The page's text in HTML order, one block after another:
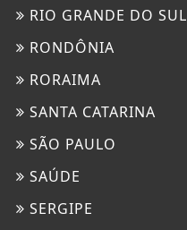
RIO GRANDE DO SUL
RONDÔNIA
RORAIMA
SANTA CATARINA
SÃO PAULO
SAÚDE
SERGIPE